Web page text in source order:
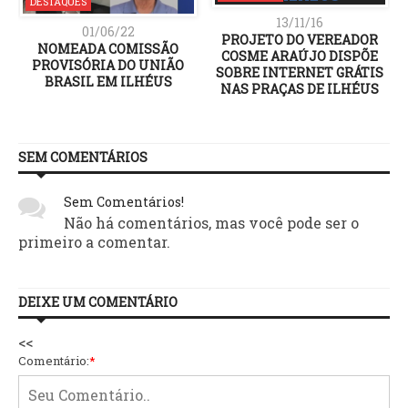
01/06/22
NOMEADA COMISSÃO
PROVISÓRIA DO UNIÃO
BRASIL EM ILHÉUS
13/11/16
PROJETO DO VEREADOR
COSME ARAÚJO DISPÕE
SOBRE INTERNET GRÁTIS
NAS PRAÇAS DE ILHÉUS
SEM COMENTÁRIOS
Sem Comentários!
Não há comentários, mas você pode ser o
primeiro a comentar.
DEIXE UM COMENTÁRIO
<<
Comentário:*